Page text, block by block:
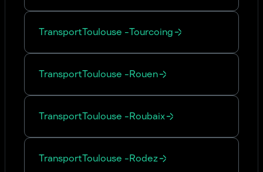
TransportToulouse -Tourcoing
TransportToulouse -Rouen
TransportToulouse -Roubaix
TransportToulouse -Rodez